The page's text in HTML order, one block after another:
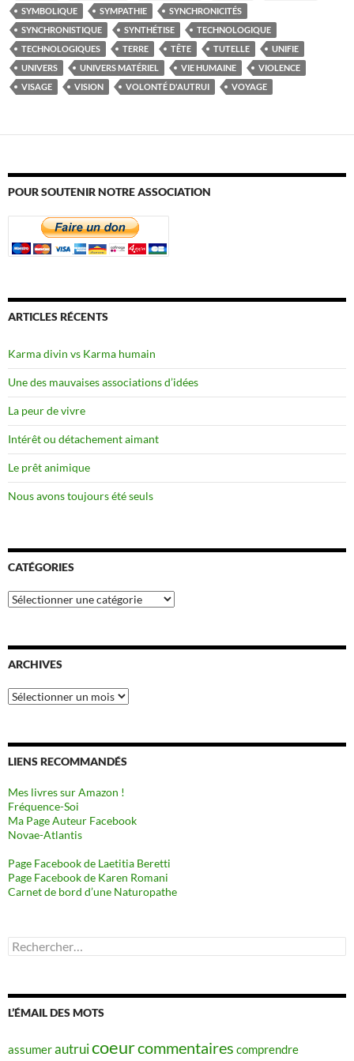
SYMBOLIQUE
SYMPATHIE
SYNCHRONICITÉS
SYNCHRONISTIQUE
SYNTHÉTISE
TECHNOLOGIQUE
TECHNOLOGIQUES
TERRE TÊTE TUTELLE
UNIFIE
UNIVERS
UNIVERS MATÉRIEL VIE HUMAINE
VIOLENCE
VISAGE
VISION VOLONTÉ D'AUTRUI VOYAGE
POUR SOUTENIR NOTRE ASSOCIATION
ARTICLES RÉCENTS
Karma divin vs Karma humain
Une des mauvaises associations d’idées
La peur de vivre
Intérêt ou détachement aimant
Le prêt animique
Nous avons toujours été seuls
CATÉGORIES
Catégories
ARCHIVES
Archives
LIENS RECOMMANDÉS
Mes livres sur Amazon !
Fréquence-Soi
Ma Page Auteur Facebook
Novae-Atlantis
Page Facebook de Laetitia Beretti
Page Facebook de Karen Romani
Carnet de bord d’une Naturopathe
Rechercher :
L’ÉMAIL DES MOTS
assumerautruicoeurcommentaires comprendre